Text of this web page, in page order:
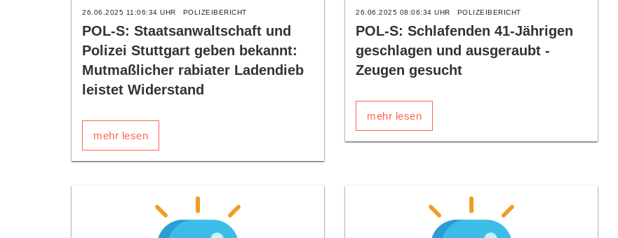
26.06.2025 11:06:34 UHR POLIZEIBERICHT
POL-S: Staatsanwaltschaft und
Polizei Stuttgart geben bekannt:
Mutmaßlicher rabiater Ladendieb
leistet Widerstand
mehr lesen
26.06.2025 08:06:34 UHR POLIZEIBERICHT
POL-S: Schlafenden 41-Jährigen
geschlagen und ausgeraubt -
Zeugen gesucht
mehr lesen